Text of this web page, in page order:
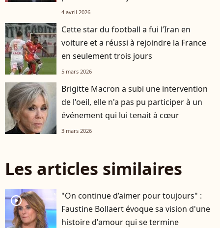
4 avril 2026
Cette star du football a fui l’Iran en
voiture et a réussi à rejoindre la France
en seulement trois jours
5 mars 2026
Brigitte Macron a subi une intervention
de l'oeil, elle n'a pas pu participer à un
événement qui lui tenait à cœur
3 mars 2026
Les articles similaires
player2
"On continue d’aimer pour toujours" :
Faustine Bollaert évoque sa vision d'une
histoire d'amour qui se termine